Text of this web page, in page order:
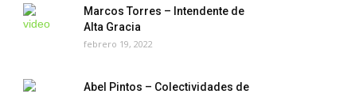
Marcos Torres – Intendente de
Alta Gracia
febrero 19, 2022
Abel Pintos – Colectividades de